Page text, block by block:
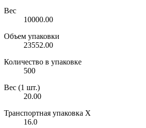
Вес
10000.00
Объем упаковки
23552.00
Количество в упаковке
500
Вес (1 шт.)
20.00
Транспортная упаковка X
16.0